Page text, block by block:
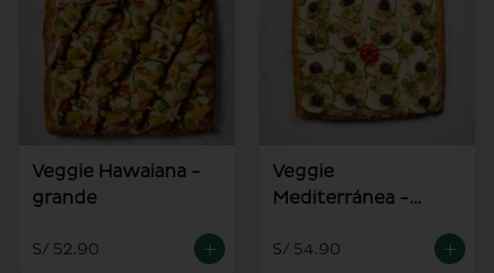
Veggie Hawaiana -
grande
S/ 52.90
Veggie
Mediterránea -
S/ 54.90